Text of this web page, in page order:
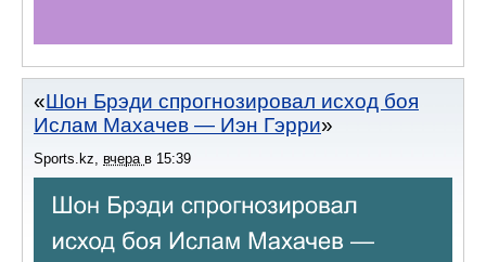
Шон Брэди спрогнозировал исход боя
Ислам Махачев — Иэн Гэрри
Sports.kz, вчера в 15:39